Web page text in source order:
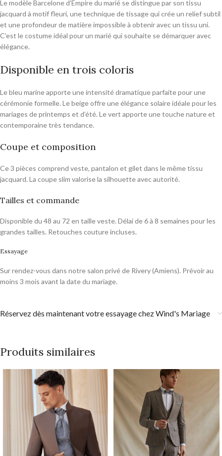
Le modèle Barcelone d’Empire du marié se distingue par son tissu
jacquard à motif fleuri, une technique de tissage qui crée un relief subtil
et une profondeur de matière impossible à obtenir avec un tissu uni.
C’est le costume idéal pour un marié qui souhaite se démarquer avec
élégance.
Disponible en trois coloris
Le bleu marine apporte une intensité dramatique parfaite pour une
cérémonie formelle. Le beige offre une élégance solaire idéale pour les
mariages de printemps et d’été. Le vert apporte une touche nature et
contemporaine très tendance.
Coupe et composition
Ce 3 pièces comprend veste, pantalon et gilet dans le même tissu
jacquard. La coupe slim valorise la silhouette avec autorité.
Tailles et commande
Disponible du 48 au 72 en taille veste. Délai de 6 à 8 semaines pour les
grandes tailles. Retouches couture incluses.
Essayage
Sur rendez-vous dans notre salon privé de Rivery (Amiens). Prévoir au
moins 3 mois avant la date du mariage.
Réservez dès maintenant votre essayage chez Wind's Mariage
Produits similaires